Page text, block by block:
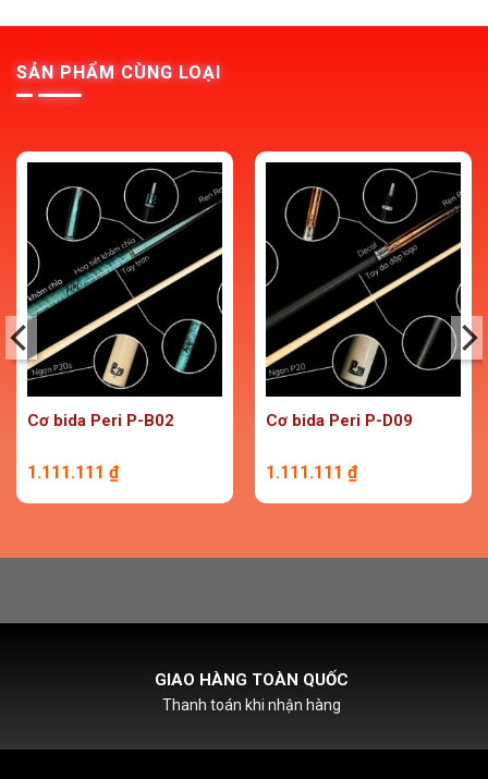
SẢN PHẨM CÙNG LOẠI
Cơ bida Peri P-B02
1.111.111 ₫
Cơ bida Peri P-D09
1.111.111 ₫
HỖ TRỢ PHÍ SHIPCOD